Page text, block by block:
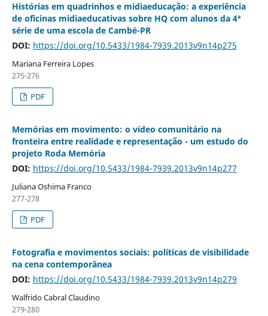
Histórias em quadrinhos e midiaeducação: a experiência
de oficinas midiaeducativas sobre HQ com alunos da 4ª
série de uma escola de Cambé-PR
DOI: https://doi.org/10.5433/1984-7939.2013v9n14p275
Mariana Ferreira Lopes
275-276
PDF
Memórias em movimento: o vídeo comunitário na
fronteira entre realidade e representação - um estudo do
projeto Roda Memória
DOI: https://doi.org/10.5433/1984-7939.2013v9n14p277
Juliana Oshima Franco
277-278
PDF
Fotografia e movimentos sociais: políticas de visibilidade
na cena contemporânea
DOI: https://doi.org/10.5433/1984-7939.2013v9n14p279
Walfrido Cabral Claudino
279-280